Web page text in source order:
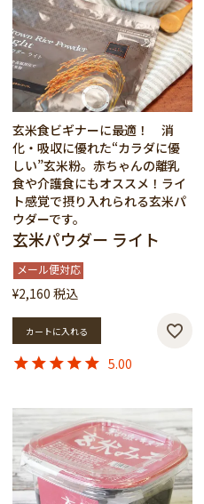
玄米食ビギナーに最適！ 消
化・吸収に優れた“カラダに優
しい”玄米粉。赤ちゃんの離乳
食や介護食にもオススメ！ライ
ト感覚で摂り入れられる玄米パ
ウダーです。
玄米パウダー ライト
メール便対応
¥2,160 税込
カートに入れる
5.00